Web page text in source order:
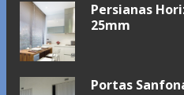
Persianas
25mm
Portas